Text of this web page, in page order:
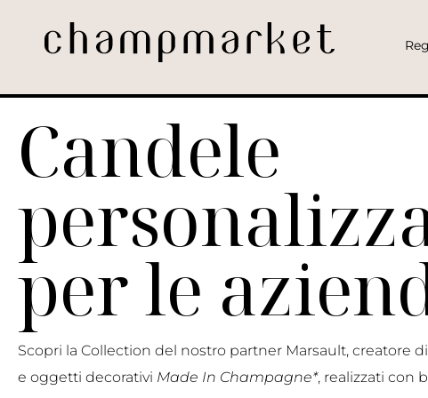
Candele
per le
Scopri la Collection del nostro partner Marsault, creatore
e oggetti decorativi Made In Champagne*, realizzati con